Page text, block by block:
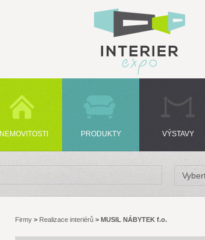
NEMOVITOSTI PRODUKTY VÝSTAVY
Firmy > Realizace interiérů > MUSIL NÁBYTEK f.o.